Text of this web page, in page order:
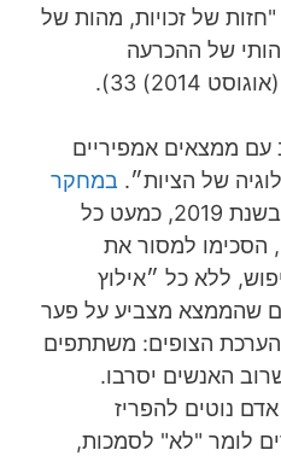
"חזות של זכויות, מהות של
של ההכרעה
2014) 33).
ממצאים אמפיריים
של הציות״. במחקר
בשנת 2019, כמעט כל
הנבדקים: 100 מתוך 103, הסכימו למסור את
ללא כל ״אילוץ
שהממצא מצביע על פער
הערכת הצופים: משתתפים
האנשים יסרבו.
נוטים להפריז
לומר "לא" לסמכות,